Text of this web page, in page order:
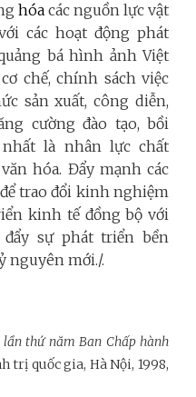
hóa các nguồn lực vật
các hoạt động phát
bá hình ảnh Việt
chế, chính sách việc
sản xuất, công diễn,
cường đào tạo, bồi
là nhân lực chất
hóa. Đẩy mạnh các
trao đổi kinh nghiệm
kinh tế đồng bộ với
sự phát triển bền
nguyên mới./.
thứ năm Ban Chấp hành
trị quốc gia, Hà Nội, 1998,